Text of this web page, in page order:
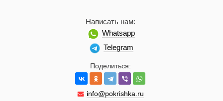
Поделиться:
info@pokrishka.ru
Написать нам:
Whatsapp
Telegram